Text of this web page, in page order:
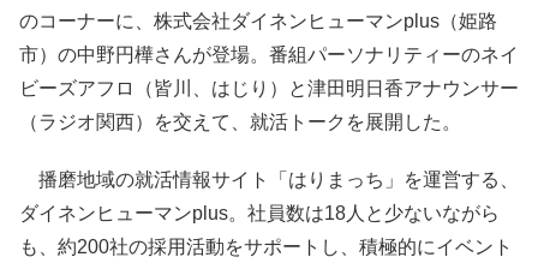
のコーナーに、株式会社ダイネンヒューマンplus（姫路
市）の中野円樺さんが登場。番組パーソナリティーのネイ
ビーズアフロ（皆川、はじり）と津田明日香アナウンサー
（ラジオ関西）を交えて、就活トークを展開した。
播磨地域の就活情報サイト「はりまっち」を運営する、
ダイネンヒューマンplus。社員数は18人と少ないながら
も、約200社の採用活動をサポートし、積極的にイベント